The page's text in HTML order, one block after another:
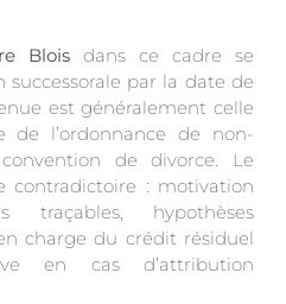
Blois dans ce cadre se
successorale par la date de
est généralement celle
l’ordonnance de non-
de divorce. Le
contradictoire : motivation
traçables, hypothèses
charge du crédit résiduel
en cas d’attribution